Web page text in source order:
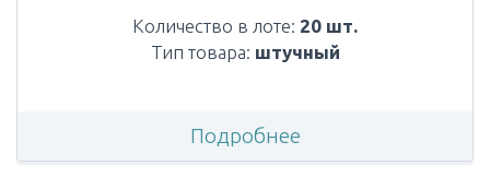
Количество в лоте: 20 шт.
Тип товара: штучный
Подробнее